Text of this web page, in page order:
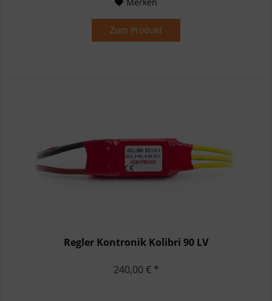
Merken
Zum Produkt
Regler Kontronik Kolibri 90 LV
240,00 € *